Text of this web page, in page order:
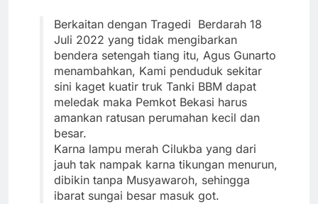
Berkaitan dengan Tragedi Berdarah 18
Juli 2022 yang tidak mengibarkan
bendera setengah tiang itu, Agus Gunarto
menambahkan, Kami penduduk sekitar
sini kaget kuatir truk Tanki BBM dapat
meledak maka Pemkot Bekasi harus
amankan ratusan perumahan kecil dan
besar.
Karna lampu merah Cilukba yang dari
jauh tak nampak karna tikungan menurun,
dibikin tanpa Musyawaroh, sehingga
ibarat sungai besar masuk got.